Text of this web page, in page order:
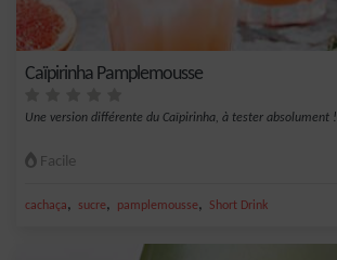
Caïpirinha Pamplemousse
Une version différente du Caïpirinha, à tester absolument !
Facile
cachaça, sucre, pamplemousse, Short Drink